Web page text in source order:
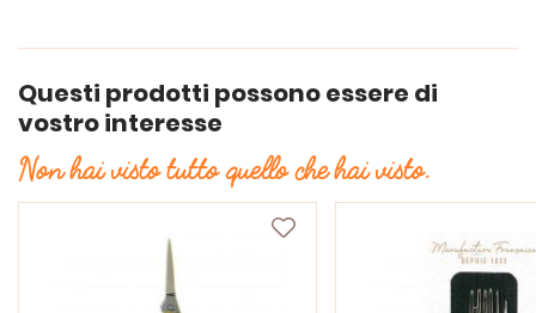
Questi prodotti possono essere di
vostro interesse
Non hai visto tutto quello che hai visto.